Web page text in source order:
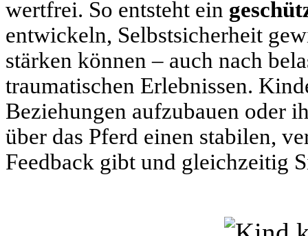
wertfrei. So entsteht ein
entwickeln, Selbstsicherheit
stärken können – auch nach
traumatischen Erlebnissen.
Beziehungen aufzubauen oder
über das Pferd einen stabilen,
Feedback gibt und gleichzeitig